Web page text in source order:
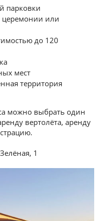
парковки
или
до 120
мест
территория
можно выбрать один
вертолёта, аренду
1